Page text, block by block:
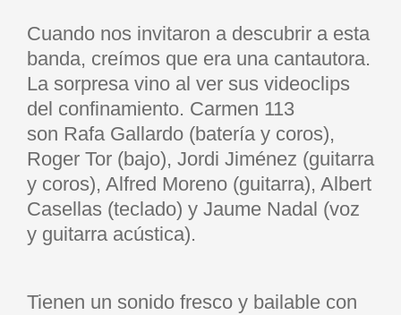
Cuando nos invitaron a descubrir a esta
banda, creímos que era una cantautora.
La sorpresa vino al ver sus videoclips
del confinamiento. Carmen 113
son Rafa Gallardo (batería y coros),
Roger Tor (bajo), Jordi Jiménez (guitarra
y coros), Alfred Moreno (guitarra), Albert
Casellas (teclado) y Jaume Nadal (voz
y guitarra acústica).
Tienen un sonido fresco y bailable con